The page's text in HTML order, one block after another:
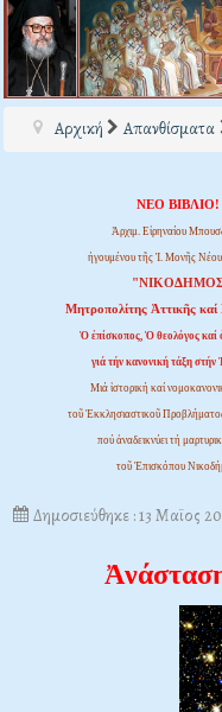
Αρχική Απανθίσματα
ΝΕΟ ΒΙΒΛΙΟ!
Ἀρχιμ. Εἰρηναίου
ἡγουμένου τῆς Ἱ. Μονῆς Νέου
Μητροπολίτης Ἀττικῆς
Ὁ ἐπίσκοπος, Ὁ θεολόγος καί
γιά τήν κανονική τάξη στήν
Μιά ἱστορική καί
τοῦ Ἐκκλησιαστικοῦ
πού ἀναδεικνύει τή
τοῦ Ἐπισκόπου
Δημοσιεύθηκε : 13 Μαϊος